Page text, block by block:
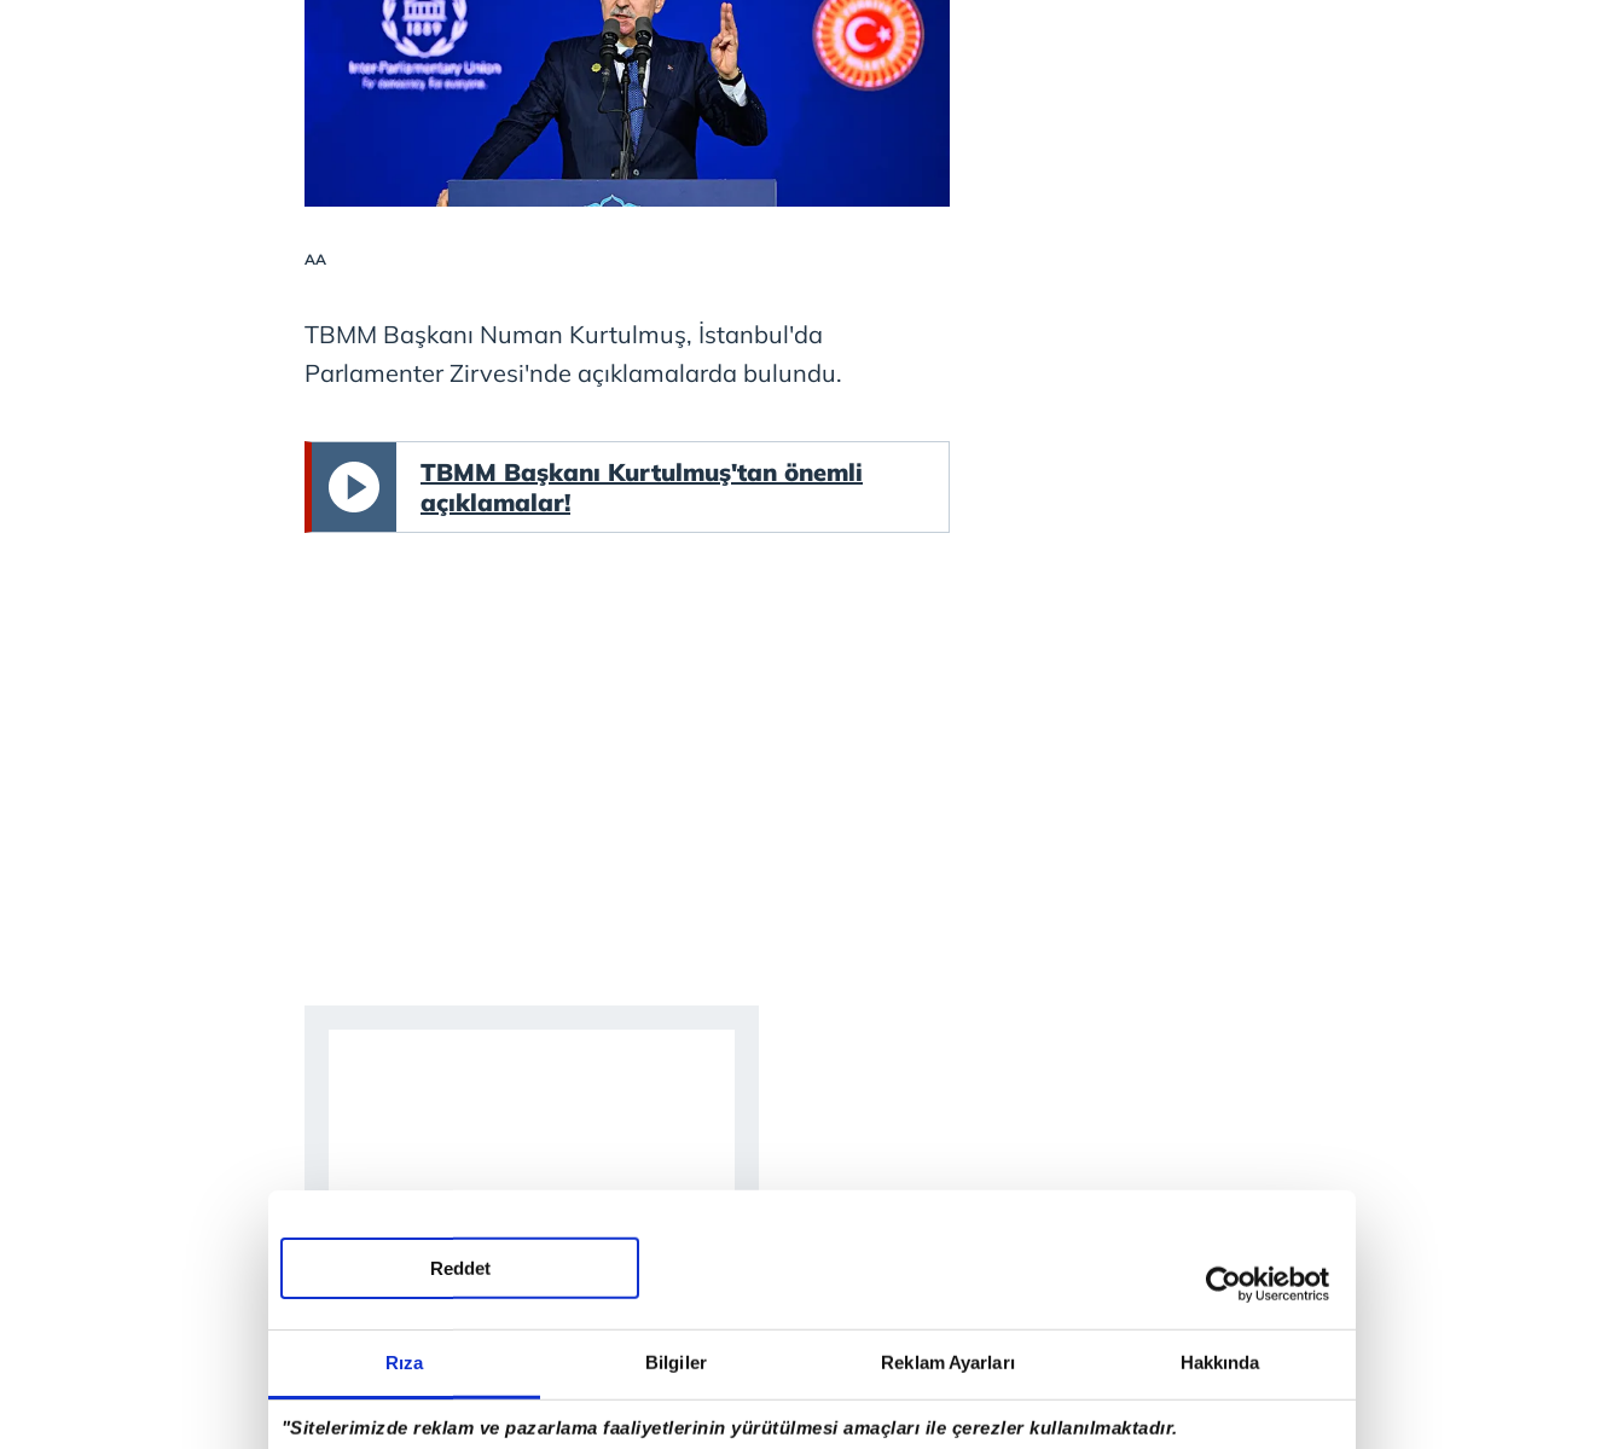
Rıza Bilgiler Reklam Ayarları Hakkında
"Sitelerimizde reklam ve pazarlama faaliyetlerinin yürütülmesi amaçları ile çerezler kullanılmaktadır.
Reddet
AA
TBMM Başkanı Numan Kurtulmuş, İstanbul'da
Parlamenter Zirvesi'nde açıklamalarda bulundu.
TBMM Başkanı Kurtulmuş'tan önemli
açıklamalar!